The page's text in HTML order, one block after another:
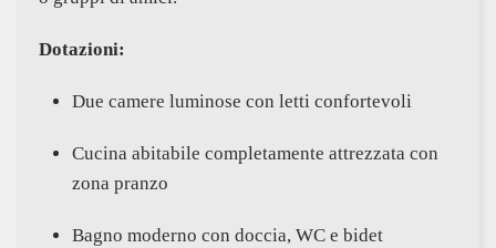
Dotazioni:
Due camere luminose con letti confortevoli
Cucina abitabile completamente attrezzata con
zona pranzo
Bagno moderno con doccia, WC e bidet